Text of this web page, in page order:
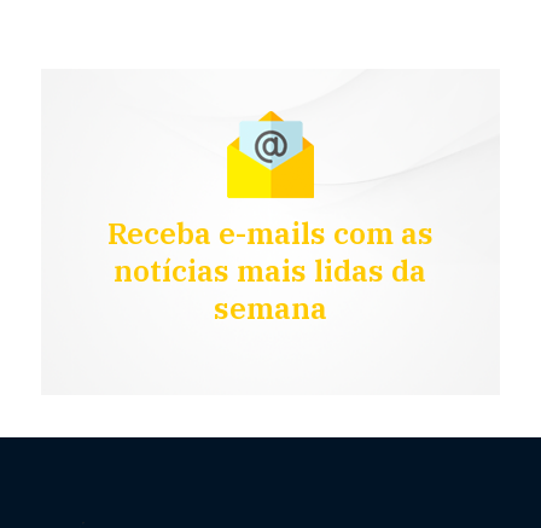
Receba e-mails com as
notícias mais lidas da
semana